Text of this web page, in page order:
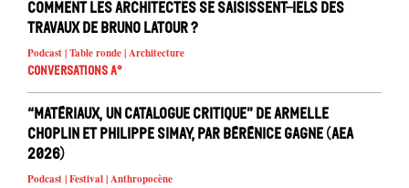
Comment les architectes se saisissent-iels des
travaux de Bruno Latour ?
Podcast | Table ronde | Architecture
Conversations A°
“Matériaux, un catalogue critique” de Armelle
Choplin et Philippe Simay, par Bérénice Gagne (AEA
2026)
Podcast | Festival | Anthropocène